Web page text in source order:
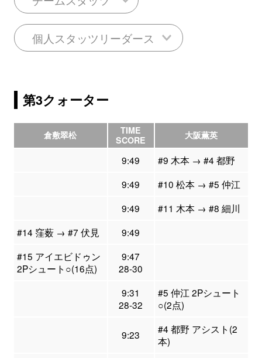
個人スタッツリーダース
第3クォーター
倉敷翠松
TIME
SCORE
大阪薫英
9:49
#9 木本 → #4 都野
9:49
#10 松本 → #5 仲江
9:49
#11 木本 → #8 細川
#14 窪薮 → #7 伏見
9:49
#15 アイエビドゥン
2Pシュート○(16点)
9:47
28-30
9:31
28-32
#5 仲江 2Pシュート
○(2点)
9:23
#4 都野 アシスト(2
本)